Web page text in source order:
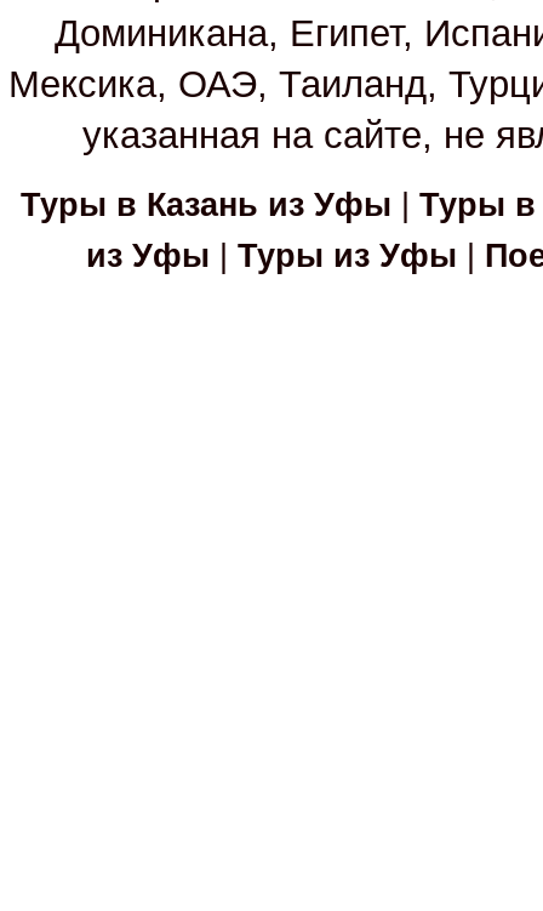
Доминикана, Египет,
Мексика, ОАЭ, Таиланд,
указанная на сайте, не
Туры в Казань из Уфы
Туры в
из Уфы
Туры из Уфы